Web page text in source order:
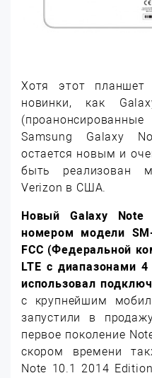
Хотя этот планшет
новинки, как
Samsung Galaxy
остается новым и
быть реализован
Verizon в США.
Новый Galaxy
номером модели
FCC (Федеральной
LTE с диапазонами
использовал
с крупнейшим
запустили в
первое поколение
скором времени
Note 10.1 2014